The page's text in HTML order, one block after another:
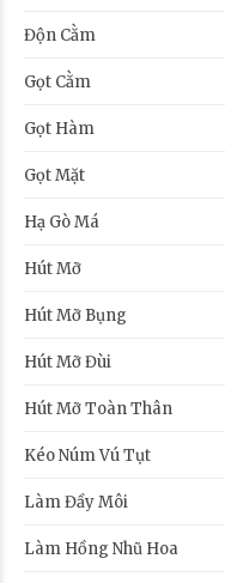
Độn Cằm
Gọt Cằm
Gọt Hàm
Gọt Mặt
Hạ Gò Má
Hút Mỡ
Hút Mỡ Bụng
Hút Mỡ Đùi
Hút Mỡ Toàn Thân
Kéo Núm Vú Tụt
Làm Đầy Môi
Làm Hồng Nhũ Hoa